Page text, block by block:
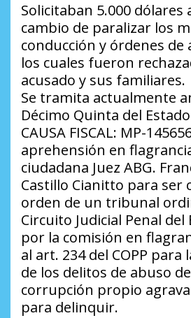
Solicitaban 5.000 dólares
cambio de paralizar los
conducción y órdenes de
los cuales fueron
acusado y sus familiares.
Se tramita actualmente
Décimo Quinta del
CAUSA FISCAL: MP-
aprehensión en
ciudadana Juez ABG.
Castillo Cianitto para ser
orden de un tribunal
Circuito Judicial Penal del
por la comisión en
al art. 234 del COPP
de los delitos de abuso
corrupción propio
para delinquir.